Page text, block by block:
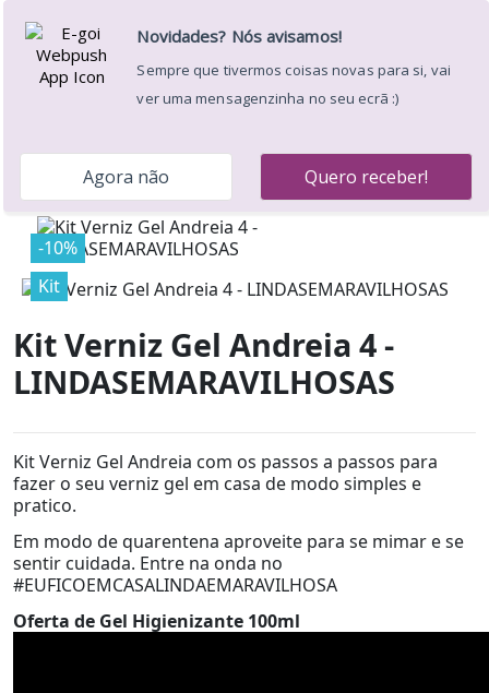
39€ para a Península Ibérica * Envíos em 24/48h
Manicure
Kit Verniz Gel Andreia 4 -
LINDASEMARAVILHOSAS
-10%
Kit
Kit Verniz Gel Andreia 4 -
LINDASEMARAVILHOSAS
Kit Verniz Gel Andreia com os passos a passos para
fazer o seu verniz gel em casa de modo simples e
pratico.
Em modo de quarentena aproveite para se mimar e se
sentir cuidada. Entre na onda no
#EUFICOEMCASALINDAEMARAVILHOSA
Oferta de Gel Higienizante 100ml